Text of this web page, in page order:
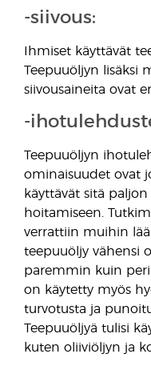
-siivous:
Ihmiset käyttävät
Teepuuöljyn lisäksi
siivousaineita ovat
-
Teepuuöljyn
ominaisuudet ovat
käyttävät sitä
hoitamiseen.
verrattiin muihin
teepuuöljy vähensi
paremmin kuin
on käytetty myös
turvotusta ja
Teepuuöljyä tulisi
kuten oliiviöljyn ja